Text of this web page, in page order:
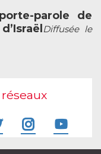
parole de
Diffusée le